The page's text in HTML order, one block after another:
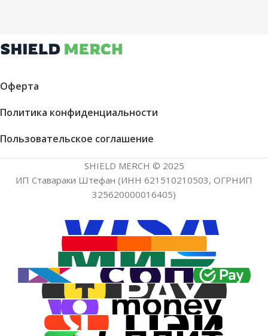
Оферта
Политика конфиденциальности
Пользовательское соглашение
SHIELD MERCH © 2025
ИП Ставараки Штефан (ИНН 621510210503, ОГРНИП
325620000016405)